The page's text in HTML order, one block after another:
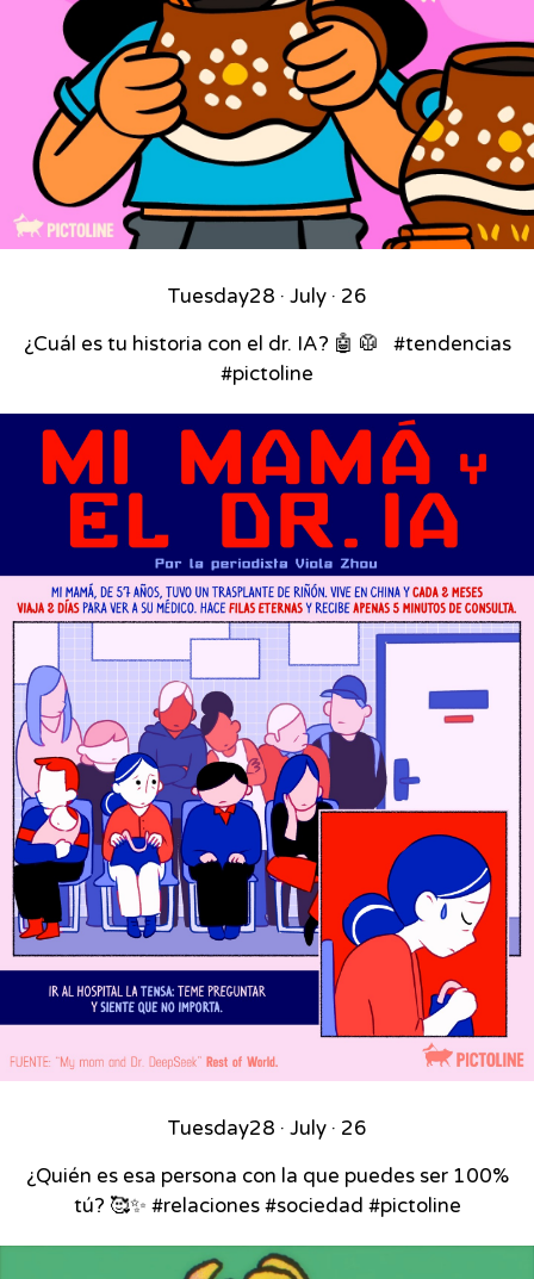
Tuesday28 · July · 26
¿Cuál es tu historia con el dr. IA? 🤖 🥼 ⁣ ⁣ #tendencias
#pictoline
Tuesday28 · July · 26
¿Quién es esa persona con la que puedes ser 100%
tú? 🥰✨ #relaciones #sociedad #pictoline